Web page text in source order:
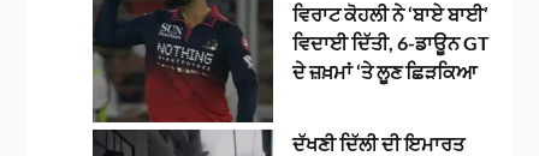
ਵਿਰਾਟ ਕੋਹਲੀ ਨੇ ‘ਬਾਏ ਬਾਈ’
ਵਿਦਾਈ ਦਿੱਤੀ, 6-ਡਾਊਨ GT
ਦੇ ਜ਼ਖ਼ਮਾਂ ‘ਤੇ ਲੂਣ ਛਿੜਕਿਆ
ਦੱਖਣੀ ਦਿੱਲੀ ਦੀ ਇਮਾਰਤ